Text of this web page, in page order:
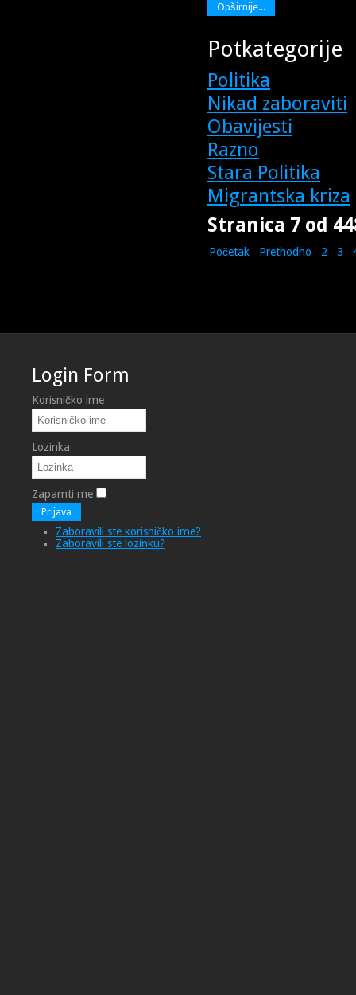
Opširnije...
Potkategorije
Politika
Nikad zaboraviti
Obavijesti
Razno
Stara Politika
Migrantska kriza
Stranica 7 od
Početak Prethodno 2 3
Login Form
Korisničko ime
Lozinka
Zapamti me
Prijava
Zaboravili ste korisničko ime?
Zaboravili ste lozinku?